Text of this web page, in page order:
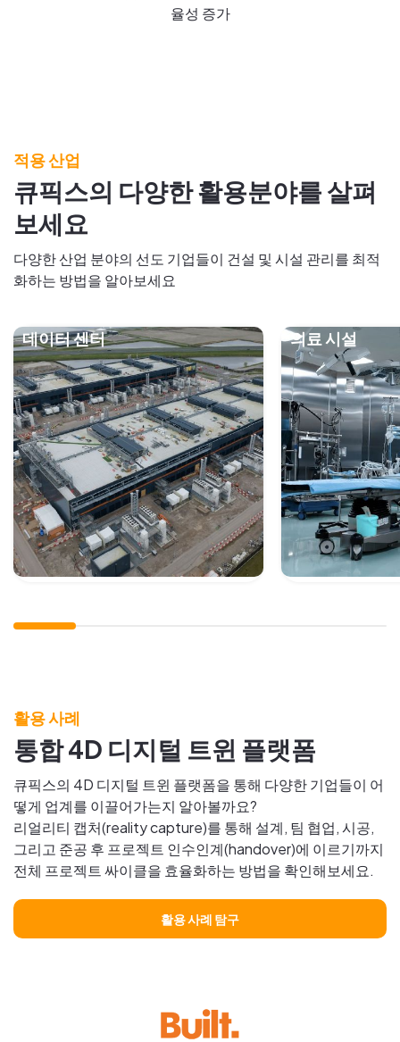
율성 증가
적용 산업
큐픽스의 다양한 활용분야를 살펴
보세요
다양한 산업 분야의 선도 기업들이 건설 및 시설 관리를 최적
화하는 방법을 알아보세요
데이터 센터 의료 시설
활용 사례
통합 4D 디지털 트윈 플랫폼
큐픽스의 4D 디지털 트윈 플랫폼을 통해 다양한 기업들이 어
떻게 업계를 이끌어가는지 알아볼까요?
리얼리티 캡처(reality capture)를 통해 설계, 팀 협업, 시공,
그리고 준공 후 프로젝트 인수인계(handover)에 이르기까지
전체 프로젝트 싸이클을 효율화하는 방법을 확인해보세요.
활용 사례 탐구